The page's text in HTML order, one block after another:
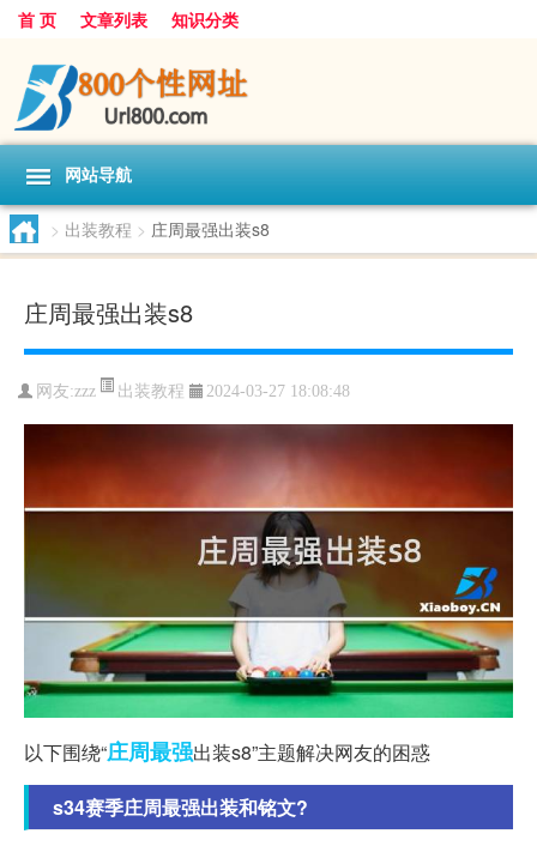
首 页 文章列表 知识分类
网站导航
> 出装教程 > 庄周最强出装s8
庄周最强出装s8
网友:zzz 出装教程 2024-03-27 18:08:48
以下围绕“庄周最强出装s8”主题解决网友的困惑
s34赛季庄周最强出装和铭文?